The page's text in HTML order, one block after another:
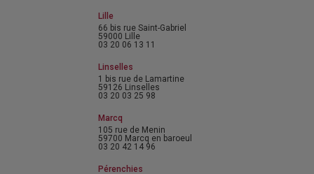
Lille
66 bis rue Saint-Gabriel
59000 Lille
03 20 06 13 11
Linselles
1 bis rue de Lamartine
59126 Linselles
03 20 03 25 98
Marcq
105 rue de Menin
59700 Marcq en baroeul
03 20 42 14 96
Pérenchies